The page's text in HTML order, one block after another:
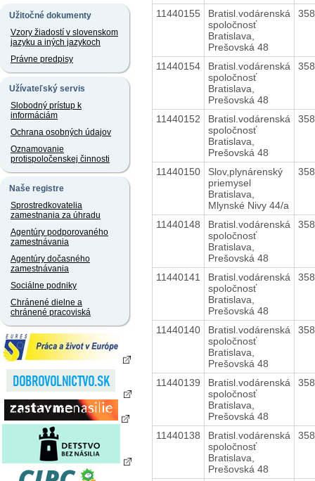
Užitočné dokumenty
Vzory žiadostí v slovenskom
jazyku a iných jazykoch
Právne predpisy
Užívateľský servis
Slobodný prístup k
informáciám
Ochrana osobných údajov
Oznamovanie
protispoločenskej činnosti
Naše registre
Sprostredkovatelia
zamestnania za úhradu
Agentúry podporovaného
zamestnávania
Agentúry dočasného
zamestnávania
Sociálne podniky
Chránené dielne a
chránené pracoviská
11440155
Bratisl.vodárenská
spoločnosť
Bratislava,
Prešovská 48
11440154
Bratisl.vodárenská
spoločnosť
Bratislava,
Prešovská 48
11440152
Bratisl.vodárenská
spoločnosť
Bratislava,
Prešovská 48
11440150
Slov,plynárenský
priemysel
Bratislava,
Mlynské Nivy 44/a
11440148
Bratisl.vodárenská
spoločnosť
Bratislava,
Prešovská 48
11440141
Bratisl.vodárenská
spoločnosť
Bratislava,
Prešovská 48
11440140
Bratisl.vodárenská
spoločnosť
Bratislava,
Prešovská 48
11440139
Bratisl.vodárenská
spoločnosť
Bratislava,
Prešovská 48
11440138
Bratisl.vodárenská
spoločnosť
Bratislava,
Prešovská 48